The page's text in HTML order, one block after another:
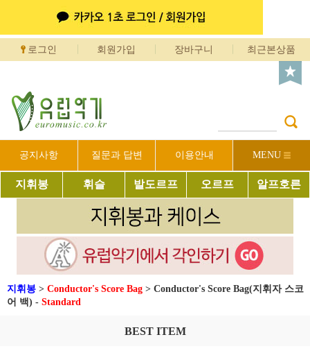
로그인 회원가입 장바구니 최근본상품
공지사항 질문과 답변 이용안내 MENU
지휘봉 휘슬 발도르프 오르프 알프호른
지휘봉 > Conductor's Score Bag > Conductor's Score Bag(지휘자 스코
어 백) - Standard
BEST ITEM